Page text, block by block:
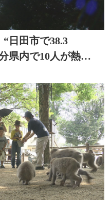
日田市で38.3
県内で10人が熱中